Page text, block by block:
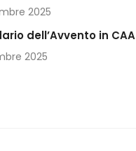
2025
dell’Avvento in CAA
2025